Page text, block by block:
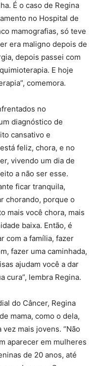
É o caso de Regina
no Hospital de
mamografias, só teve
era maligno depois de
depois passei com
E hoje
comemora.
no
diagnóstico de
cansativo e
feliz, chora, e no
vivendo um dia de
a não ser esse.
ficar tranquila,
chorando, porque o
mais você chora, mais
baixa. Então, é
com a família, fazer
fazer uma caminhada,
ajudam você a dar
cura”, lembra Regina.
do Câncer, Regina
mama, como o dela,
mais jovens. “Não
aparecer em mulheres
de 20 anos, até